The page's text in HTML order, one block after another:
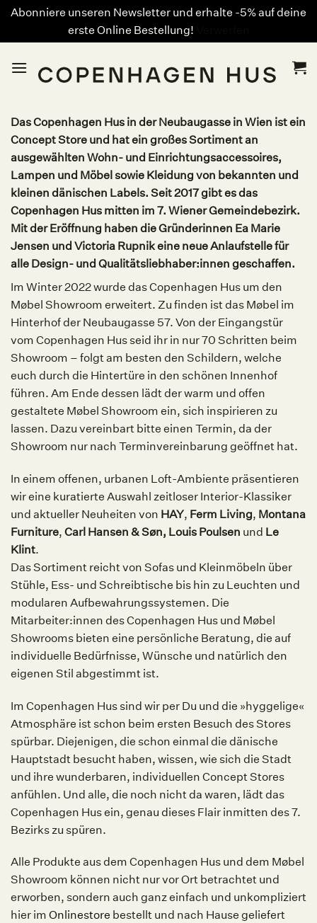
Abonniere unseren Newsletter und erhalte -5% auf deine
erste Online Bestellung!
Inhalt
springen
Das Copenhagen Hus in der Neubaugasse in Wien ist ein
Concept Store und hat ein großes Sortiment an
ausgewählten Wohn- und Einrichtungsaccessoires,
Lampen und Möbel sowie Kleidung von bekannten und
kleinen dänischen Labels. Seit 2017 gibt es das
Copenhagen Hus mitten im 7. Wiener Gemeindebezirk.
Mit der Eröffnung haben die Gründerinnen Ea Marie
Jensen und Victoria Rupnik eine neue Anlaufstelle für
alle Design- und Qualitätsliebhaber:innen geschaffen.
Im Winter 2022 wurde das Copenhagen Hus um den
Møbel Showroom erweitert. Zu finden ist das Møbel im
Hinterhof der Neubaugasse 57. Von der Eingangstür
vom Copenhagen Hus seid ihr in nur 70 Schritten beim
Showroom – folgt am besten den Schildern, welche
euch durch die Hintertüre in den schönen Innenhof
führen. Am Ende dessen lädt der warm und offen
gestaltete Møbel Showroom ein, sich inspirieren zu
lassen. Dazu vereinbart bitte einen Termin, da der
Showroom nur nach Terminvereinbarung geöffnet hat.
In einem offenen, urbanen Loft-Ambiente präsentieren
wir eine kuratierte Auswahl zeitloser Interior-Klassiker
und aktueller Neuheiten von HAY, Ferm Living, Montana
Furniture, Carl Hansen & Søn, Louis Poulsen und Le
Klint.
Das Sortiment reicht von Sofas und Kleinmöbeln über
Stühle, Ess- und Schreibtische bis hin zu Leuchten und
modularen Aufbewahrungssystemen. Die
Mitarbeiter:innen des Copenhagen Hus und Møbel
Showrooms bieten eine persönliche Beratung, die auf
individuelle Bedürfnisse, Wünsche und natürlich den
eigenen Stil abgestimmt ist.
Im Copenhagen Hus sind wir per Du und die »hyggelige«
Atmosphäre ist schon beim ersten Besuch des Stores
spürbar. Diejenigen, die schon einmal die dänische
Hauptstadt besucht haben, wissen, wie sich die Stadt
und ihre wunderbaren, individuellen Concept Stores
anfühlen. Und alle, die noch nicht da waren, lädt das
Copenhagen Hus ein, genau dieses Flair inmitten des 7.
Bezirks zu spüren.
Alle Produkte aus dem Copenhagen Hus und dem Møbel
Showroom können nicht nur vor Ort betrachtet und
erworben, sondern auch ganz einfach und unkompliziert
hier im Onlinestore bestellt und nach Hause geliefert